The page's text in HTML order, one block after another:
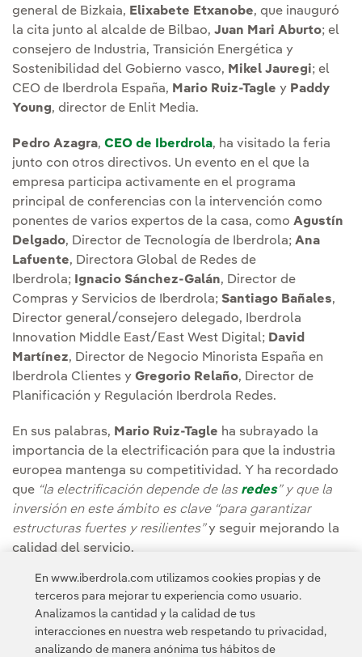
general de Bizkaia, Elixabete Etxanobe, que inauguró
la cita junto al alcalde de Bilbao, Juan Mari Aburto; el
consejero de Industria, Transición Energética y
Sostenibilidad del Gobierno vasco, Mikel Jauregi; el
CEO de Iberdrola España, Mario Ruiz-Tagle y Paddy
Young, director de Enlit Media.
Pedro Azagra, CEO de Iberdrola, ha visitado la feria
junto con otros directivos. Un evento en el que la
empresa participa activamente en el programa
principal de conferencias con la intervención como
ponentes de varios expertos de la casa, como Agustín
Delgado, Director de Tecnología de Iberdrola; Ana
Lafuente, Directora Global de Redes de
Iberdrola; Ignacio Sánchez-Galán, Director de
Compras y Servicios de Iberdrola; Santiago Bañales,
Director general/consejero delegado, Iberdrola
Innovation Middle East/East West Digital; David
Martínez, Director de Negocio Minorista España en
Iberdrola Clientes y Gregorio Relaño, Director de
Planificación y Regulación Iberdrola Redes.
En sus palabras, Mario Ruiz-Tagle ha subrayado la
importancia de la electrificación para que la industria
europea mantenga su competitividad. Y ha recordado
que “la electrificación depende de las redes” y que la
inversión en este ámbito es clave “para garantizar
estructuras fuertes y resilientes”y seguir mejorando la
calidad del servicio.
El lehendakari,Imanol Pradales, también ha visitado el
pabellón que Iberdrola tiene enENLIT Europe.
En www.iberdrola.com utilizamos cookies propias y de
terceros para mejorar tu experiencia como usuario.
Analizamos la cantidad y la calidad de tus
interacciones en nuestra web respetando tu privacidad,
analizando de manera anónima tus hábitos de